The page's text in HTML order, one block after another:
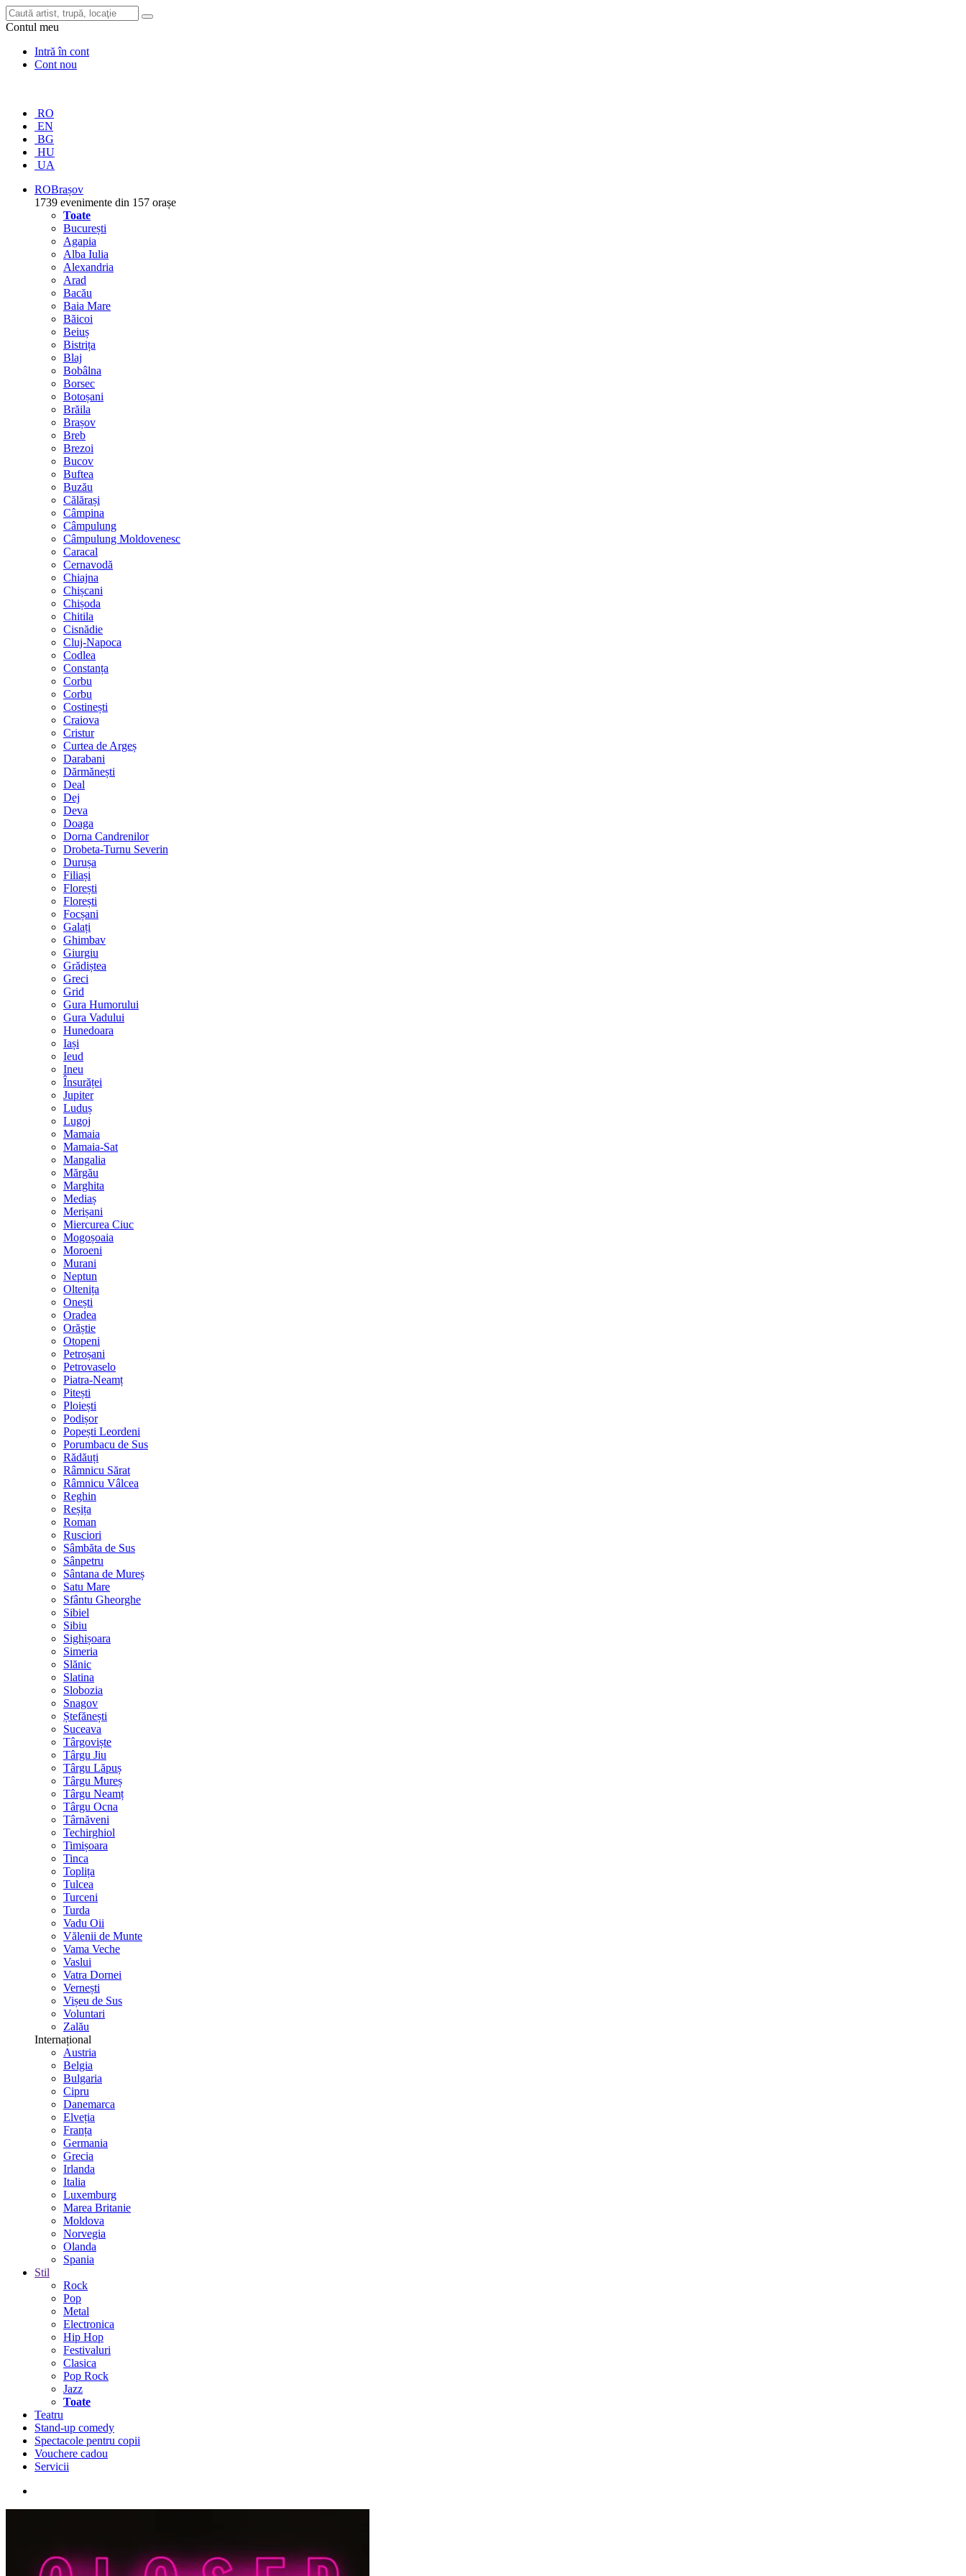
Contul meu
Intră în cont
Cont nou
RO
EN
BG
HU
UA
ROBrașov
1739 evenimente din 157 orașe
Toate
București
Agapia
Alba Iulia
Alexandria
Arad
Bacău
Baia Mare
Băicoi
Beiuș
Bistrița
Blaj
Bobâlna
Borsec
Botoșani
Brăila
Brașov
Breb
Brezoi
Bucov
Buftea
Buzău
Călărași
Câmpina
Câmpulung
Câmpulung Moldovenesc
Caracal
Cernavodă
Chiajna
Chișcani
Chișoda
Chitila
Cisnădie
Cluj-Napoca
Codlea
Constanța
Corbu
Corbu
Costinești
Craiova
Cristur
Curtea de Argeș
Darabani
Dărmănești
Deal
Dej
Deva
Doaga
Dorna Candrenilor
Drobeta-Turnu Severin
Durușa
Filiași
Florești
Florești
Focșani
Galați
Ghimbav
Giurgiu
Grădiștea
Greci
Grid
Gura Humorului
Gura Vadului
Hunedoara
Iași
Ieud
Ineu
Însurăței
Jupiter
Luduș
Lugoj
Mamaia
Mamaia-Sat
Mangalia
Mărgău
Marghita
Mediaș
Merișani
Miercurea Ciuc
Mogoșoaia
Moroeni
Murani
Neptun
Oltenița
Onești
Oradea
Orăștie
Otopeni
Petroșani
Petrovaselo
Piatra-Neamț
Pitești
Ploiești
Podișor
Popești Leordeni
Porumbacu de Sus
Rădăuți
Râmnicu Sărat
Râmnicu Vâlcea
Reghin
Reșița
Roman
Rusciori
Sâmbăta de Sus
Sânpetru
Sântana de Mureș
Satu Mare
Sfântu Gheorghe
Sibiel
Sibiu
Sighișoara
Simeria
Slănic
Slatina
Slobozia
Snagov
Ștefănești
Suceava
Târgoviște
Târgu Jiu
Târgu Lăpuș
Târgu Mureș
Târgu Neamț
Târgu Ocna
Târnăveni
Techirghiol
Timișoara
Tinca
Toplița
Tulcea
Turceni
Turda
Vadu Oii
Vălenii de Munte
Vama Veche
Vaslui
Vatra Dornei
Vernești
Vișeu de Sus
Voluntari
Zalău
Internațional
Austria
Belgia
Bulgaria
Cipru
Danemarca
Elveția
Franța
Germania
Grecia
Irlanda
Italia
Luxemburg
Marea Britanie
Moldova
Norvegia
Olanda
Spania
Stil
Rock
Pop
Metal
Electronica
Hip Hop
Festivaluri
Clasica
Pop Rock
Jazz
Toate
Teatru
Stand-up comedy
Spectacole pentru copii
Vouchere cadou
Servicii